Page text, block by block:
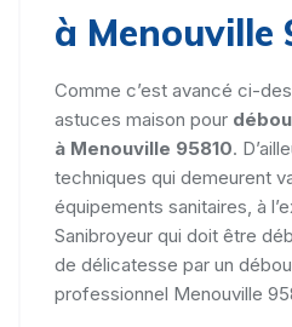
à Menouville
Comme c’est avancé ci-
astuces maison pour
à Menouville 95810.
techniques qui demeurent
équipements sanitaires, à
Sanibroyeur qui doit être
de délicatesse par un
professionnel Menouville